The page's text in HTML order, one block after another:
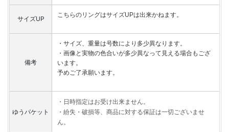
サイズUP こちらのリングはサイズUPは出来かねます。
備考
・サイズ、重量は号数により多少異なります。
・画像と実物の色合いが多少異なって見える場合もござ
います。
予めご了承願います。
ゆうパケット
・日時指定はお受け出来ません。
・紛失・破損等、商品に対する保証は一切ございませ
ん。